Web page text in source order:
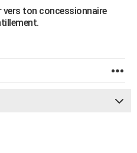
vers ton concessionnaire